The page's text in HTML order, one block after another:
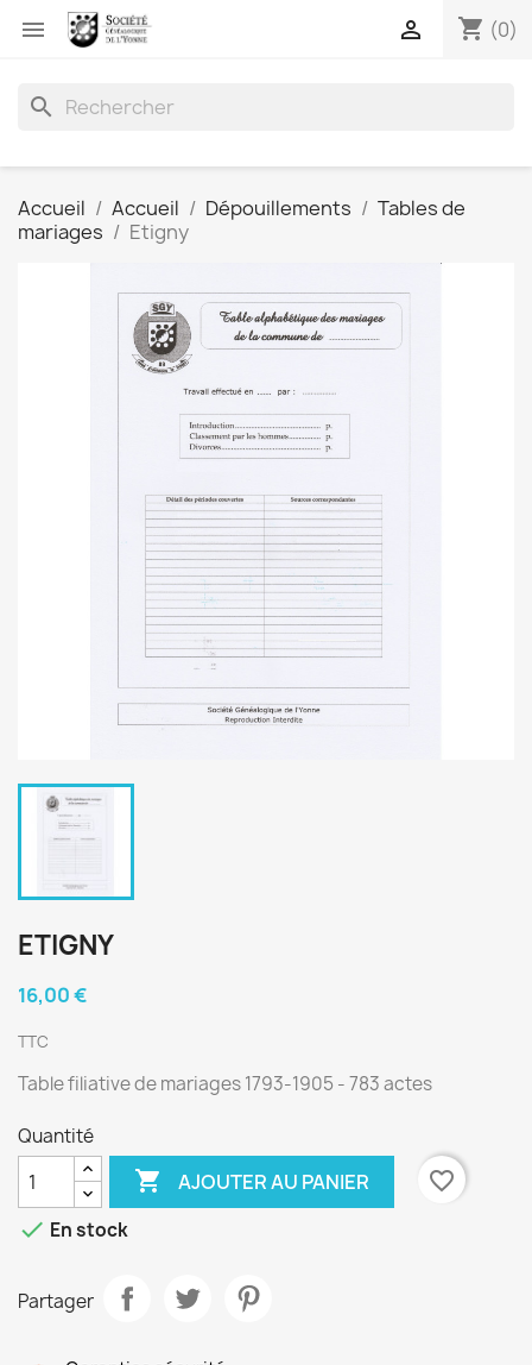
 shopping_cart (0)

search
Accueil Accueil Dépouillements
Tables de
mariages
Etigny
ETIGNY
16,00 €
TTC
Table filiative de mariages 1793-1905 - 783 actes
Quantité
 AJOUTER AU PANIER
favorite_border
 En stock
Partager